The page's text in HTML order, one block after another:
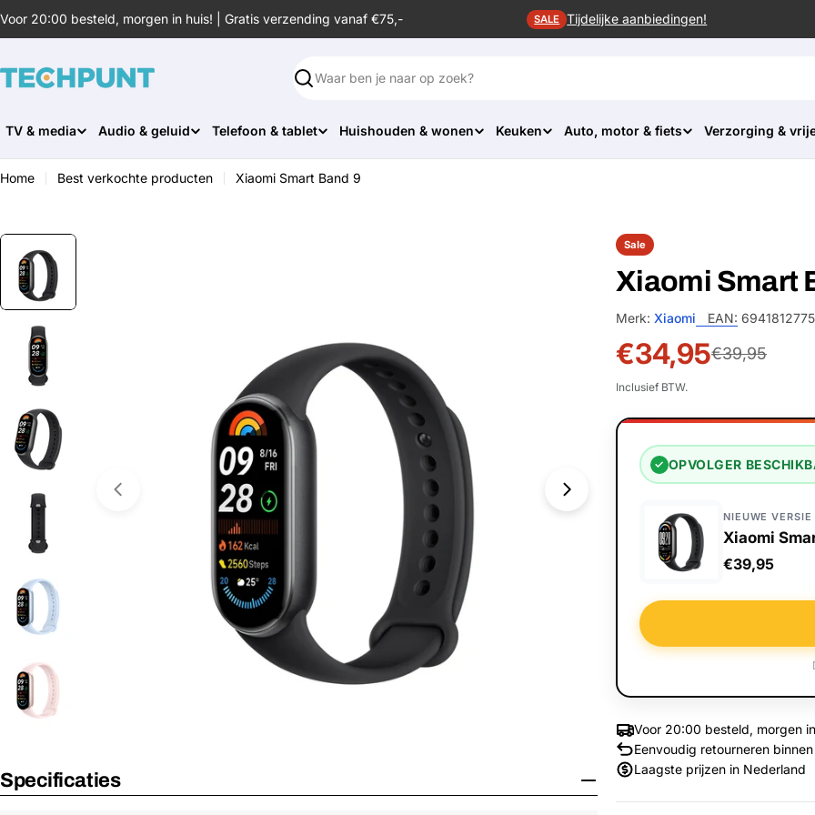
naar
inhoud
Voor 20:00 besteld, morgen in huis! | Gratis verzending vanaf €75,- SALE Tijdelijke aanbiedingen!
Zoeken
TV & media Audio & geluid Telefoon & tablet Huishouden & wonen Keuken Auto, motor & fiets Verzorging &
Home Best verkochte producten Xiaomi Smart Band 9
Media 1 openen in venster
Nooit meer leverbaar
Specificaties
Sale
Xiaomi Smart
Merk: Xiaomi EAN:
Sale
prijs
€34,95
Normale
prijs
€39,95
Inclusief BTW.
✓ OPVOLGER
NIEUWE VERSIE
Xiaomi
€39,95
Voor 20:00 besteld, morgen
Eenvoudig retourneren
Laagste prijzen in Nederland